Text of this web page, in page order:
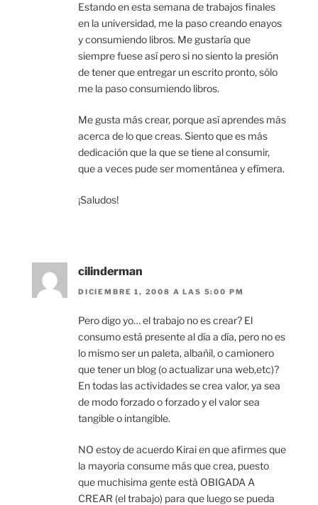
Estando en esta semana de trabajos finales
en la universidad, me la paso creando enayos
y consumiendo libros. Me gustaría que
siempre fuese así pero si no siento la presión
de tener que entregar un escrito pronto, sólo
me la paso consumiendo libros.
Me gusta más crear, porque así aprendes más
acerca de lo que creas. Siento que es más
dedicación que la que se tiene al consumir,
que a veces pude ser momentánea y efímera.
¡Saludos!
cilinderman
DICIEMBRE 1, 2008 A LAS 5:00 PM
Pero digo yo… el trabajo no es crear? El
consumo está presente al día a día, pero no es
lo mismo ser un paleta, albañil, o camionero
que tener un blog (o actualizar una web,etc)?
En todas las actividades se crea valor, ya sea
de modo forzado o forzado y el valor sea
tangible o intangible.
NO estoy de acuerdo Kirai en que afirmes que
la mayoria consume más que crea, puesto
que muchisima gente està OBIGADA A
CREAR (el trabajo) para que luego se pueda